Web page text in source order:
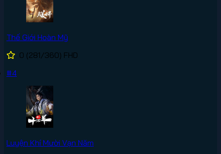
Thế Giới Hoàn Mỹ
0 (281/360) FHD
#4
Luyện Khí Mười Vạn Năm